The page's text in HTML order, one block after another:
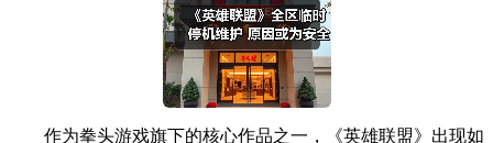
作为拳头游戏旗下的核心作品之一，《英雄联盟》出现如